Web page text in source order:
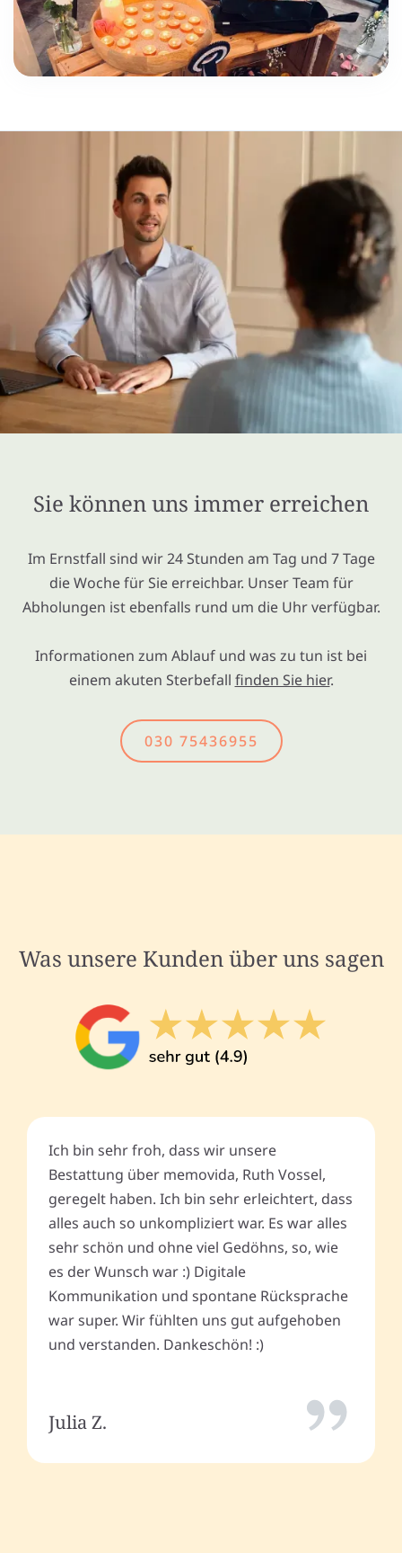
Sie können uns immer erreichen
Im Ernstfall sind wir 24 Stunden am Tag und 7 Tage
die Woche für Sie erreichbar. Unser Team für
Abholungen ist ebenfalls rund um die Uhr verfügbar.
Informationen zum Ablauf und was zu tun ist bei
einem akuten Sterbefall finden Sie hier.
030 75436955
Was unsere Kunden über uns sagen
Ich bin sehr froh, dass wir unsere
Bestattung über memovida, Ruth Vossel,
geregelt haben. Ich bin sehr erleichtert, dass
alles auch so unkompliziert war. Es war alles
sehr schön und ohne viel Gedöhns, so, wie
es der Wunsch war :) Digitale
Kommunikation und spontane Rücksprache
war super. Wir fühlten uns gut aufgehoben
und verstanden. Dankeschön! :)
Julia Z.